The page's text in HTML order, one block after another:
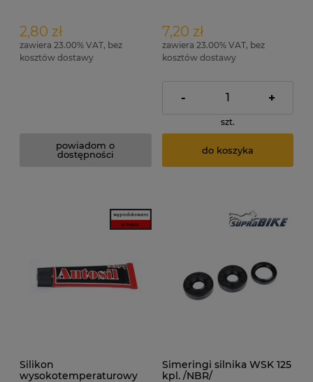
2,80 zł
zawiera 23.00% VAT, bez
kosztów dostawy
powiadom o
dostępności
7,20 zł
zawiera 23.00% VAT, bez
kosztów dostawy
- +
szt.
do koszyka
Silikon
wysokotemperaturowy
Simeringi silnika WSK 125
kpl. /NBR/